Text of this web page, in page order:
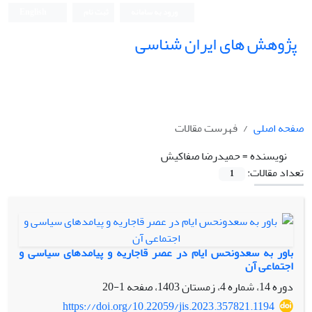
پژوهش های ایران شناسی
صفحه اصلی
فهرست مقالات
نویسنده =حمیدرضا صفاکیش
تعداد مقالات:
1
باور به سعدونحس ایام در عصر قاجاریه و پیامدهای سیاسی و
اجتماعی آن
دوره 14، شماره 4، زمستان 1403، صفحه
1-20
https://doi.org/10.22059/jis.2023.357821.1194